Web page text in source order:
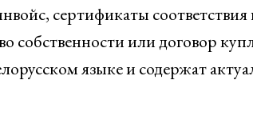
сертификаты
собственности или договор
языке и содержат